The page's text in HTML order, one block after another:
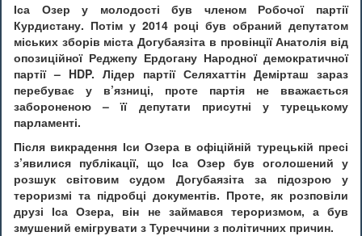
Іса Озер у молодості був членом Робочої партії
Курдистану. Потім у 2014 році був обраний депутатом
міських зборів міста Догубаязіта в провінції Анатолія від
опозиційної Реджепу Ердогану Народної демократичної
партії – HDP. Лідер партії Селяхаттін Демірташ зараз
перебуває у в’язниці, проте партія не вважається
забороненою – її депутати присутні у турецькому
парламенті.
Після викрадення Іси Озера в офіційній турецькій пресі
з’явилися публікації, що Іса Озер був оголошений у
розшук світовим судом Догубаязіта за підозрою у
тероризмі та підробці документів. Проте, як розповіли
друзі Іса Озера, він не займався тероризмом, а був
змушений емігрувати з Туреччини з політичних причин.